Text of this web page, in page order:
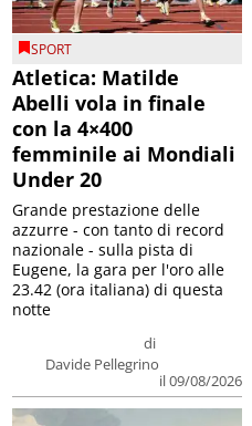
SPORT
Atletica: Matilde
Abelli vola in finale
con la 4×400
femminile ai Mondiali
Under 20
di
Davide Pellegrino
il 09/08/2026
Grande prestazione delle
azzurre - con tanto di record
nazionale - sulla pista di
Eugene, la gara per l'oro alle
23.42 (ora italiana) di questa
notte